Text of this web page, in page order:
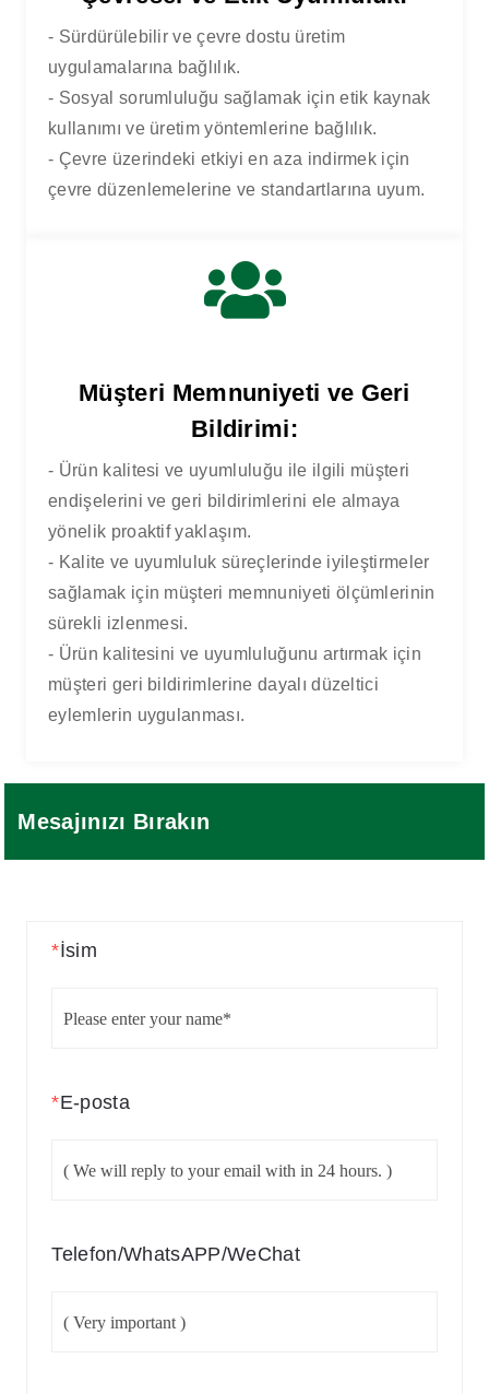
- Sürdürülebilir ve çevre dostu üretim
uygulamalarına bağlılık.
- Sosyal sorumluluğu sağlamak için etik kaynak
kullanımı ve üretim yöntemlerine bağlılık.
- Çevre üzerindeki etkiyi en aza indirmek için
çevre düzenlemelerine ve standartlarına uyum.
Müşteri Memnuniyeti ve Geri
Bildirimi:
- Ürün kalitesi ve uyumluluğu ile ilgili müşteri
endişelerini ve geri bildirimlerini ele almaya
yönelik proaktif yaklaşım.
- Kalite ve uyumluluk süreçlerinde iyileştirmeler
sağlamak için müşteri memnuniyeti ölçümlerinin
sürekli izlenmesi.
- Ürün kalitesini ve uyumluluğunu artırmak için
müşteri geri bildirimlerine dayalı düzeltici
eylemlerin uygulanması.
Mesajınızı Bırakın
*İsim
*E-posta
Telefon/WhatsAPP/WeChat